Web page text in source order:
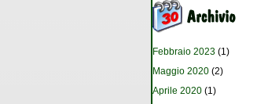
Febbraio 2023 (1)
Maggio 2020 (2)
Aprile 2020 (1)